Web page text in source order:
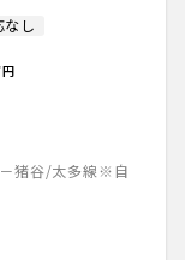
なし
猪谷/太多線※自